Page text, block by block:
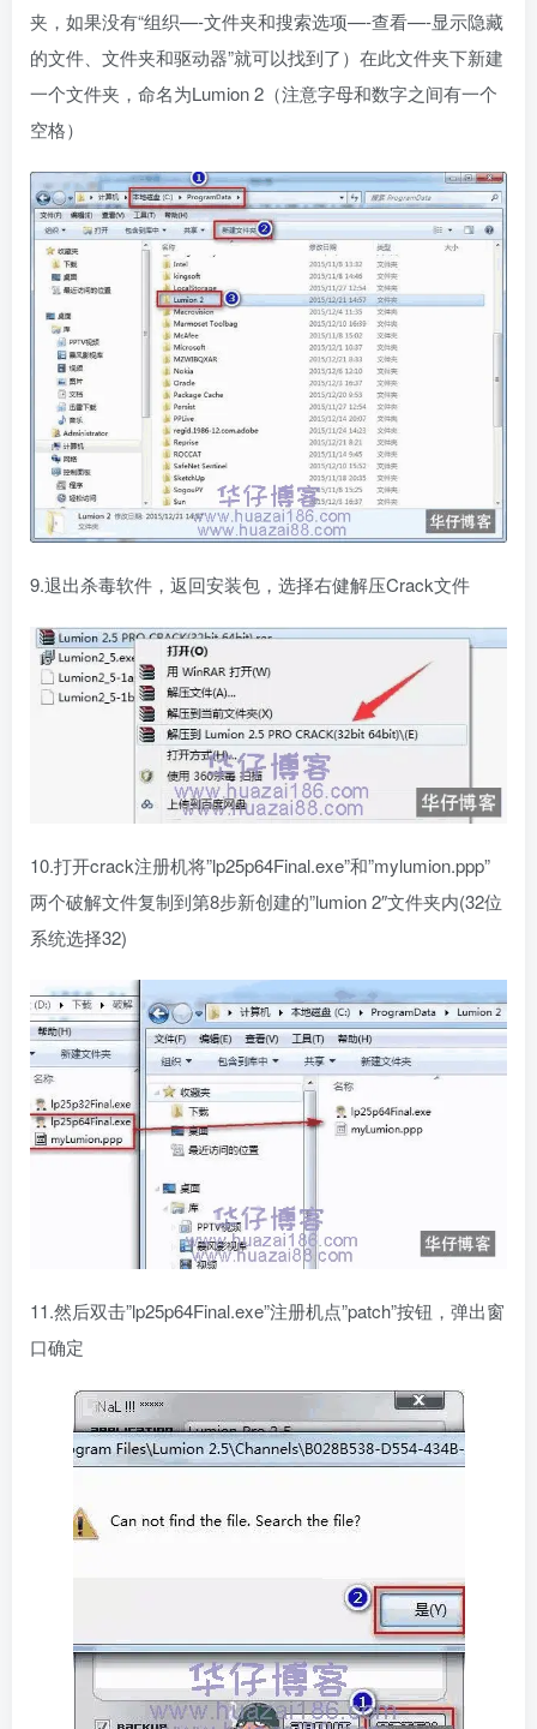
夹，如果没有“组织—-文件夹和搜索选项—-查看—-显示隐藏
的文件、文件夹和驱动器”就可以找到了）在此文件夹下新建
一个文件夹，命名为Lumion 2（注意字母和数字之间有一个
空格）
9.退出杀毒软件，返回安装包，选择右健解压Crack文件
10.打开crack注册机将”lp25p64Final.exe”和”mylumion.ppp”
两个破解文件复制到第8步新创建的”lumion 2″文件夹内(32位
系统选择32)
11.然后双击”lp25p64Final.exe”注册机点”patch”按钮，弹出窗
口确定